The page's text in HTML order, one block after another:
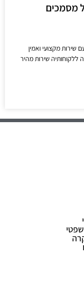
מסמכים
מקצועי ואמין
שירות מהיר